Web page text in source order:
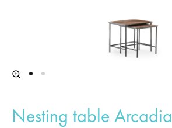
Nesting table Arcadia